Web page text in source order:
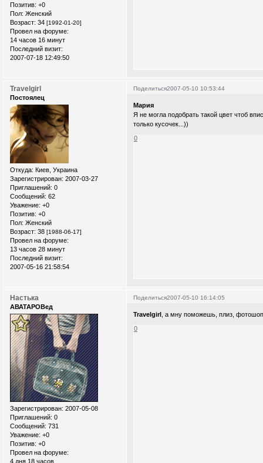
Позитив: +0
Пол: Женский
Возраст: 34 [1992-01-20]
Провел на форуме:
14 часов 16 минут
Последний визит:
2007-07-18 12:49:50
Поделиться2007-05-10 10:53:44
Travelgirl
Постоялец
Откуда: Киев, Украина
Зарегистрирован: 2007-03-27
Приглашений: 0
Сообщений: 62
Уважение: +0
Позитив: +0
Пол: Женский
Возраст: 38 [1988-06-17]
Провел на форуме:
13 часов 28 минут
Последний визит:
2007-05-16 21:58:54
Мария
Я не могла подобрать такой цвет чтоб
только кусочек...))
0
Поделиться2007-05-10 16:14:05
Настька
АВАТАРОВед
Зарегистрирован: 2007-05-08
Приглашений: 0
Сообщений: 731
Уважение: +0
Позитив: +0
Провел на форуме:
4 дня 18 часов
Travelgirl
, а мну поможешь, плиз,
0